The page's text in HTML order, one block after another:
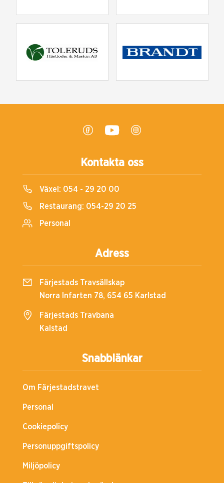
Snabblänkar
Om Färjestadstravet
Personal
Cookiepolicy
Personuppgiftspolicy
Miljöpolicy
Kontakta oss
Växel: 054 - 29 20 00
Restaurang: 054-29 20 25
Personal
Adress
Färjestads Travsällskap
Norra Infarten 78, 654 65 Karlstad
Färjestads Travbana
Kalstad